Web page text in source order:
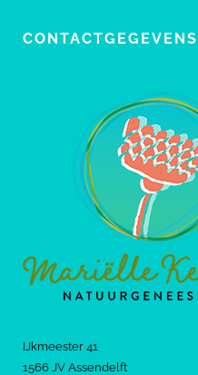
CONTACTGEGEVENS
IJkmeester 41
1566 JV Assendelft